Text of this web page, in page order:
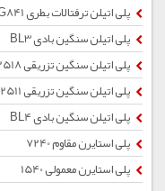
پلی اتیلن ترفتالات بطری BG841
پلی اتیلن سنگین بادی BL3
پلی اتیلن سنگین تزریقی 52518
پلی اتیلن سنگین تزریقی 52511
پلی اتیلن سنگین بادی BL4
پلی استایرن مقاوم 7240
پلی استایرن معمولی 1540